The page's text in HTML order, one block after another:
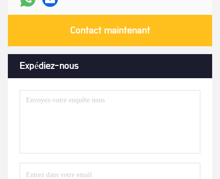
Contact maintenant
Expédiez-nous